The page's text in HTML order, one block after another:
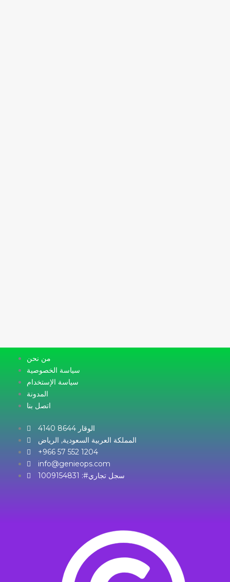
من نحن
سياسة الخصوصية
سياسة الإستخدام
المدونة
اتصل بنا
4140 الوقار 8644
المملكة العربية السعودية, الرياض
+966 57 552 1204
info@genieops.com
سجل تجاري#: 1009154831